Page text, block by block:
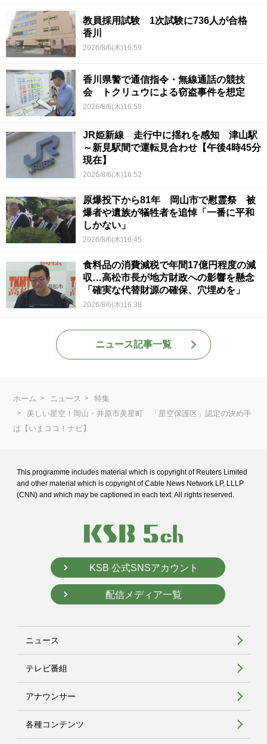
教員採用試験 1次試験に736人が合格
香川
2026/8/6(木)16:59
香川県警で通信指令・無線通話の競技
会 トクリュウによる窃盗事件を想定
2026/8/6(木)16:58
JR姫新線 走行中に揺れを感知 津山駅
～新見駅間で運転見合わせ【午後4時45分
現在】
2026/8/6(木)16:52
原爆投下から81年 岡山市で慰霊祭 被
爆者や遺族が犠牲者を追悼「一番に平和
しかない」
2026/8/6(木)16:45
食料品の消費減税で年間17億円程度の減
収…高松市長が地方財政への影響を懸念
「確実な代替財源の確保、穴埋めを」
2026/8/6(木)16:38
ニュース記事一覧
ホーム ニュース
特集
美しい星空！岡山・井原市美星町 「星空保護区」認定の決め手
は【いまココ！ナビ】
This programme includes material which is copyright of Reuters Limited
and other material which is copyright of Cable News Network LP, LLLP
(CNN) and which may be captioned in each text. All rights reserved.
KSB 公式SNSアカウント
配信メディア一覧
ニュース
テレビ番組
アナウンサー
各種コンテンツ